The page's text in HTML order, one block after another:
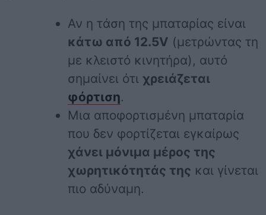
Αν η τάση της μπαταρίας είναι
κάτω από 12.5V (μετρώντας τη
με κλειστό κινητήρα), αυτό
σημαίνει ότι χρειάζεται
φόρτιση.
Μια αποφορτισμένη μπαταρία
που δεν φορτίζεται εγκαίρως
χάνει μόνιμα μέρος της
χωρητικότητάς της και γίνεται
πιο αδύναμη.